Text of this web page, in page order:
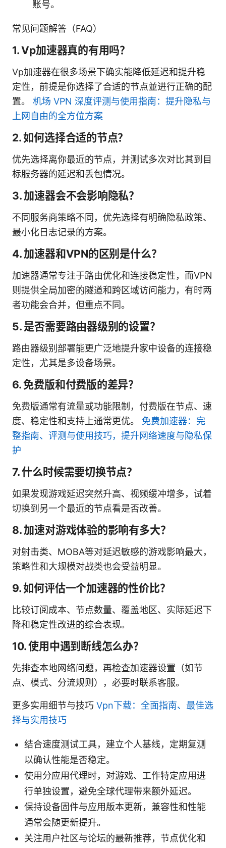
账号。
常见问题解答（FAQ）
1. Vp加速器真的有用吗？
Vp加速器在很多场景下确实能降低延迟和提升稳
定性，前提是你选择了合适的节点並进行正确的配
置。 机场 VPN 深度评测与使用指南：提升隐私与
上网自由的全方位方案
2. 如何选择合适的节点？
优先选择离你最近的节点，并测试多次对比其到目
标服务器的延迟和丢包情况。
3. 加速器会不会影响隐私？
不同服务商策略不同，优先选择有明确隐私政策、
最小化日志记录的方案。
4. 加速器和VPN的区别是什么？
加速器通常专注于路由优化和连接稳定性，而VPN
则提供全局加密的隧道和跨区域访问能力，有时两
者功能会合并，但重点不同。
5. 是否需要路由器级别的设置？
路由器级别部署能更广泛地提升家中设备的连接稳
定性，尤其是多设备场景。
6. 免费版和付费版的差异？
免费版通常有流量或功能限制，付费版在节点、速
度、稳定性和支持上通常更优。 免费加速器：完
整指南、评测与使用技巧，提升网络速度与隐私保
护
7. 什么时候需要切换节点？
如果发现游戏延迟突然升高、视频缓冲增多，试着
切换到另一个最近的节点看是否改善。
8. 加速对游戏体验的影响有多大？
对射击类、MOBA等对延迟敏感的游戏影响最大，
策略性和大规模对战类也会受益明显。
9. 如何评估一个加速器的性价比？
比较订阅成本、节点数量、覆盖地区、实际延迟下
降和稳定性改进的综合表现。
10. 使用中遇到断线怎么办？
先排查本地网络问题，再检查加速器设置（如节
点、模式、分流规则），必要时联系客服。
更多实用细节与技巧 Vpn下载：全面指南、最佳选
择与实用技巧
结合速度测试工具，建立个人基线，定期复测
以确认性能是否稳定。
使用分应用代理时，对游戏、工作特定应用进
行单独设置，避免全球代理带来额外延迟。
保持设备固件与应用版本更新，兼容性和性能
通常会随更新提升。
关注用户社区与论坛的最新推荐，节点优化和